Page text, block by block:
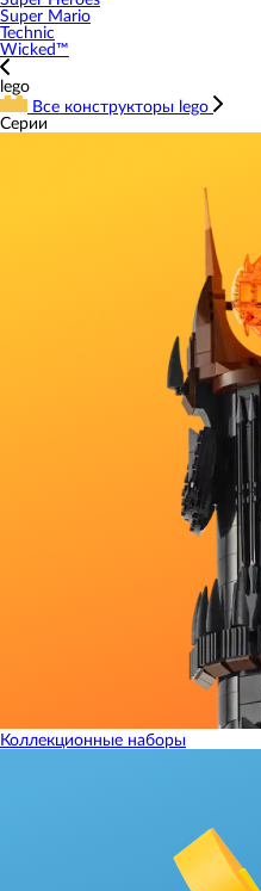
Super Mario
Technic
Wicked™
lego
Все конструкторы lego
Серии
Коллекционные наборы